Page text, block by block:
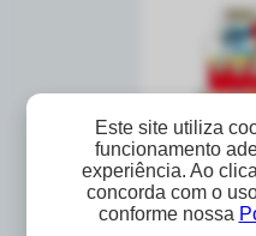
Este site utiliza
funcionamento
experiência. Ao
concorda com o
conforme nossa
ratoeira adesiva cola